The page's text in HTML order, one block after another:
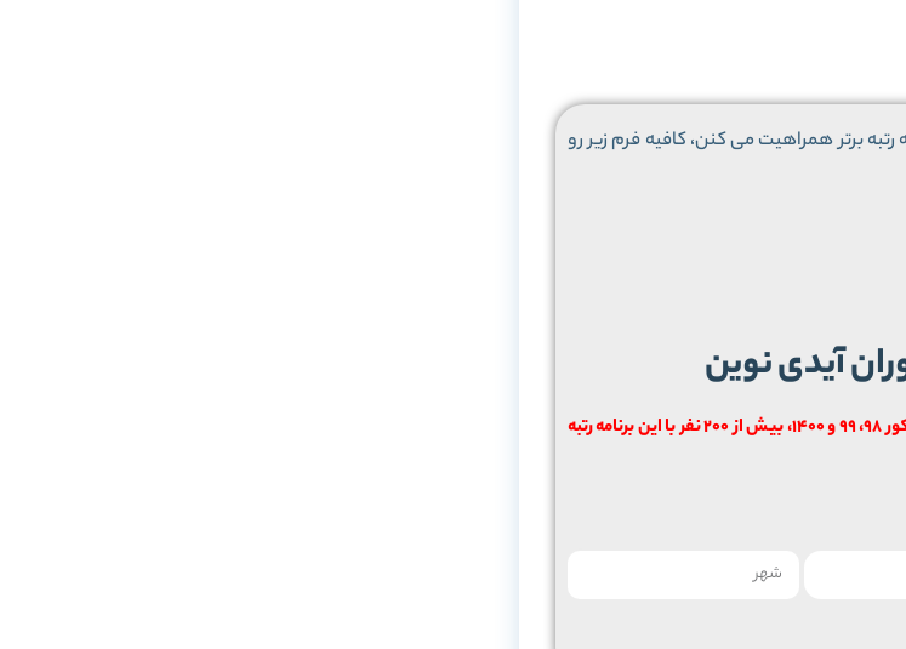
برتر همراهیت می کنن، کافیه فرم زیر رو
آیدی نوین
چون توی کنکور 98، 99 و 1400، بیش از 200 نفر با این برنامه رتبه